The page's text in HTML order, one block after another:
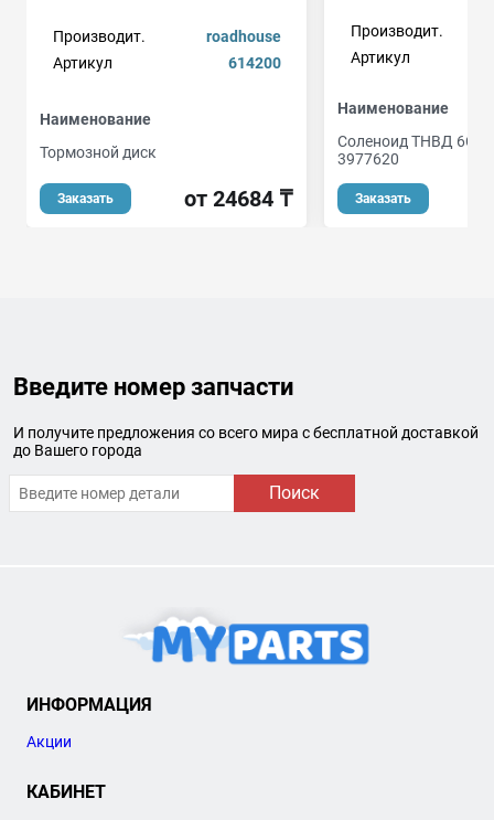
Производит.
roadhouse
Артикул
614200
Наименование
Тормозной диск
Заказать от 24684 ₸
Производит.
Артикул
Наименование
Соленоид ТНВД 6CT,
3977620
Заказать
Введите номер запчасти
И получите предложения со всего мира с бесплатной доставкой
до Вашего города
Поиск
ИНФОРМАЦИЯ
Акции
КАБИНЕТ